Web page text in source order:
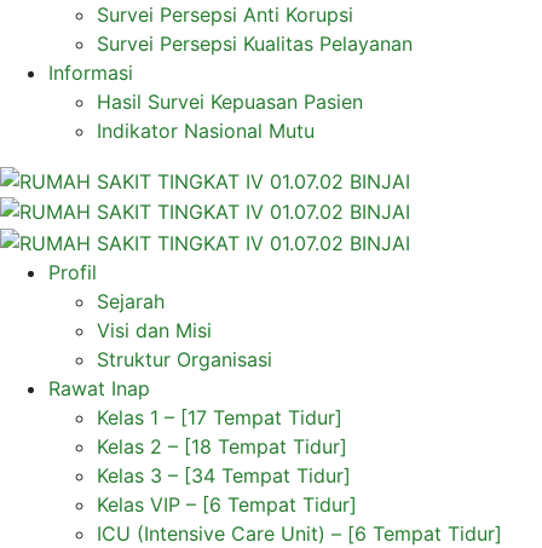
Survei Persepsi Anti Korupsi
Survei Persepsi Kualitas Pelayanan
Informasi
Hasil Survei Kepuasan Pasien
Indikator Nasional Mutu
Profil
Sejarah
Visi dan Misi
Struktur Organisasi
Rawat Inap
Kelas 1 – [17 Tempat Tidur]
Kelas 2 – [18 Tempat Tidur]
Kelas 3 – [34 Tempat Tidur]
Kelas VIP – [6 Tempat Tidur]
ICU (Intensive Care Unit) – [6 Tempat Tidur]